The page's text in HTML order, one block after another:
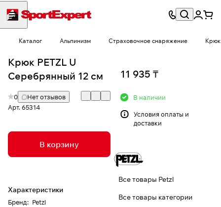
Каталог Альпинизм Страховочное снаряжение Крюк
Крюк PETZL U
Серебрянный 12 см
0
Нет отзывов
Арт.65314
В корзину
Характеристики
Бренд: Petzl
11 935 ₸
В наличии
Условия оплаты и
доставки
Все товары Petzl
Все товары категории